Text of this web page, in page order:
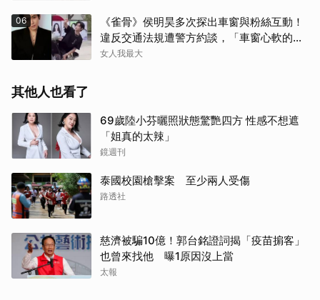
06
《雀骨》侯明昊多次探出車窗與粉絲互動！
違反交通法規遭警方約談，「車窗心軟的
神」上熱搜
女人我最大
其他人也看了
69歲陸小芬曬照狀態驚艷四方 性感不想遮
「姐真的太辣」
鏡週刊
泰國校園槍擊案 至少兩人受傷
路透社
慈濟被騙10億！郭台銘證詞揭「疫苗掮客」
也曾來找他 曝1原因沒上當
太報